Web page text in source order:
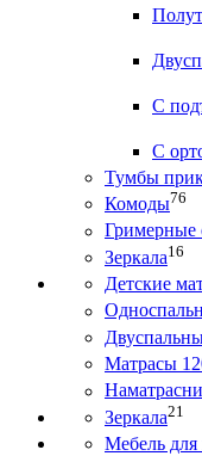
С
С
Тумбы
Комоды76
Гримерные
Зеркала16
Детские
Матрасы
Зеркала21
Мебель